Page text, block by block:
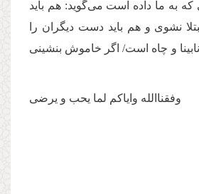
که به ما داده است می‌گوید: هم باید
نشوی و هم باید دست دیگران را
و چاه است/ اگر خاموش بنشینی
وفقناالله وایاکم لما یحب و یرضی